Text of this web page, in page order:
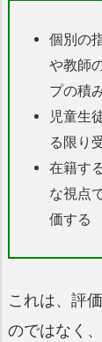
個別の
や教師
プの積
児童生
る限り
在籍す
な視点
価する
これは、評
のではなく